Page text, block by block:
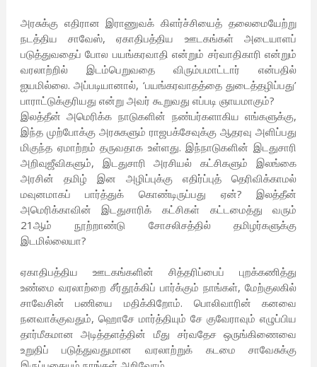
அரசுக்கு எதிரான இராணுவக் கிளர்ச்சியைத் தலைமையேற்று
நடத்திய சாவேஸ், ஏகாதிபத்திய ஊடகங்கள் அடையாளப்
படுத்துவதைப் போல பயங்கரவாதி என்றும் சர்வாதிகாரி என்றும்
வரலாற்றில் இடம்பெறுவதை விரும்பமாட்டார் என்பதில்
ஐயமில்லை. அப்படியானால், ‘பயங்கரவாதத்தை துடைத்தழிப்பது’
பாராட்டுக்குரியது என்று அவர் கூறுவது எப்படி ஞாயமாகும்?
இலத்தீன் அமெரிக்க நாடுகளின் நண்பர்களாகிய எங்களுக்கு,
இந்த முற்போக்கு அரசுகளும் ராஜபக்சேவுக்கு ஆதரவு அளிப்பது
மிகுந்த ஏமாற்றம் தருவதாக உள்ளது. இந்நாடுகளின் இடதுசாரி
அறிவுஜீவிகளும், இடதுசாரி அரசியல் கட்சிகளும் இலங்கை
அரசின் தமிழ் இன அழிப்புக்கு எதிர்ப்புத் தெரிவிக்காமல்
மவுனமாகப் பார்த்துக் கொண்டிருப்பது ஏன்? இலத்தீன்
அமெரிக்காவின் இடதுசாரிக் கட்சிகள் கட்டமைத்து வரும்
21ஆம் நூற்றாண்டு சோசலிசத்தில் தமிழர்களுக்கு
இடமில்லையா?
ஏகாதிபத்திய ஊடகங்களின் சித்தரிப்பைப் புறக்கணித்து
உண்மை வரலாற்றை சீர்தூக்கிப் பார்க்கும் நாங்கள், மேற்குலகில்
சாவேசின் பணியை மதிக்கிறோம். பொலிவாரின் கனவை
நனவாக்குவதும், ஹொசே மார்த்தியும் சே குவேராவும் எழுப்பிய
தார்மீகமான அடித்தளத்தின் மீது சர்வதேச ஒருங்கிணைவை
உறுதிப் படுத்துவதுமான வரலாற்றுக் கடமை சாவேசுக்கு